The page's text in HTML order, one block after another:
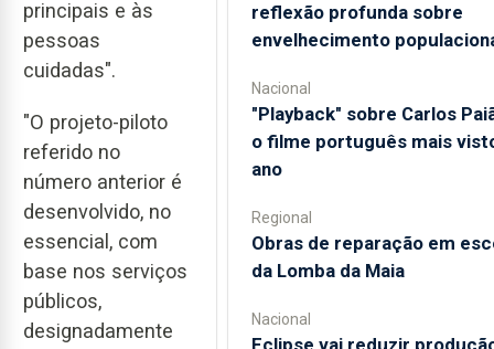
principais e às
pessoas
cuidadas".
"O projeto-piloto
referido no
número anterior é
desenvolvido, no
essencial, com
base nos serviços
públicos,
designadamente
reflexão profunda sobre
envelhecimento
Nacional
"Playback" sobre Carlos
o filme português mais
ano
Regional
Obras de reparação em
da Lomba da Maia
Nacional
Eclipse vai reduzir